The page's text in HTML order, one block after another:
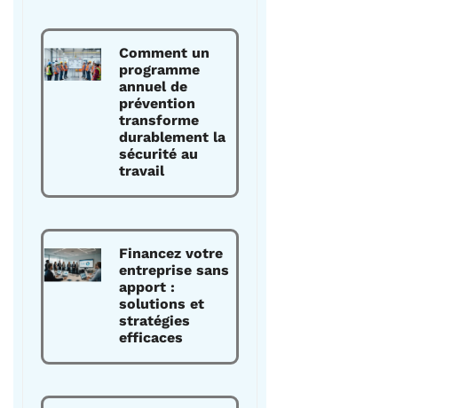
Comment un
programme
annuel de
prévention
transforme
durablement la
sécurité au
travail
Financez votre
entreprise sans
apport :
solutions et
stratégies
efficaces